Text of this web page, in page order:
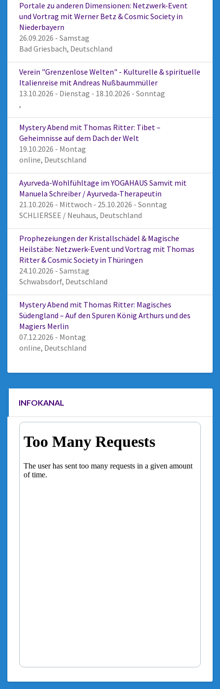
Portale zu anderen Dimensionen: Netzwerk-Event
und Vortrag mit Werner Betz & Cosmic Society in
Niederbayern
26.09.2026 - Samstag
Bad Griesbach, Deutschland
Verein "Grenzenlose Welten" - Kulturelle & spirituelle
Italienreise mit Andreas Nußbaummüller
13.10.2026 - Dienstag - 18.10.2026 - Sonntag
,
Mystery Abend mit Thomas Ritter: Tibet –
Geheimnisse auf dem Dach der Welt
19.10.2026 - Montag
online, Deutschland
Ayurveda-Wohlfühltage im YOGAHAUS Samvit mit
Manuela Schreiber / Ayurveda-Therapeutin
21.10.2026 - Mittwoch - 25.10.2026 - Sonntag
SCHLIERSEE / Neuhaus, Deutschland
Prophezeiungen der Kristallschädel & Magische
Heilstäbe: Netzwerk-Event und Vortrag mit Thomas
Ritter & Cosmic Society in Thüringen
24.10.2026 - Samstag
Schwabsdorf, Deutschland
Mystery Abend mit Thomas Ritter: Magisches
Südengland – Auf den Spuren König Arthurs und des
Magiers Merlin
07.12.2026 - Montag
online, Deutschland
INFOKANAL